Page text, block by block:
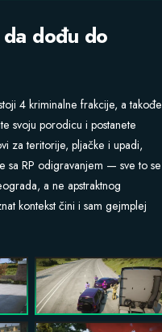
dođu do
4 kriminalne frakcije, a takođe
svoju porodicu i postanete
za teritorije, pljačke i upadi,
sa RP odigravanjem — sve to se
a ne apstraktnog
kontekst čini i sam gejmplej